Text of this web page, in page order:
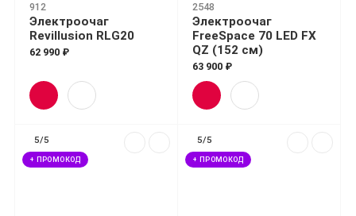
912
Электроочаг
Revillusion RLG20
62 990 ₽
2548
Электроочаг
FreeSpace 70 LED FX
QZ (152 см)
63 900 ₽
5/5
+ ПРОМОКОД
5/5
+ ПРОМОКОД